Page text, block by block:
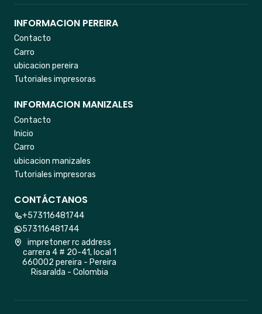
INFORMACION PEREIRA
Contacto
Carro
ubicacion pereira
Tutoriales impresoras
INFORMACION MANIZALES
Contacto
Inicio
Carro
ubicacion manizales
Tutoriales impresoras
CONTÁCTANOS
+573116481744
573116481744
impretoner rc address
carrera 4 # 20-41, local 1
660002 pereira - Pereira
Risaralda - Colombia